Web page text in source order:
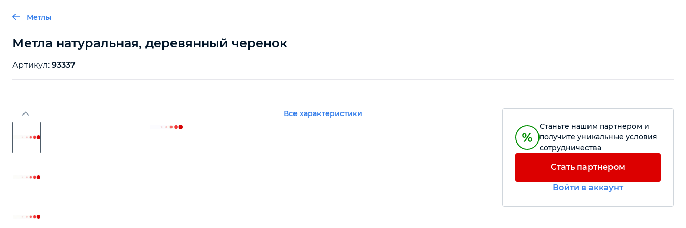
Метлы
Метла натуральная, деревянный черенок
Артикул: 93337
Все характеристики
Станьте нашим партнером и
получите уникальные условия
сотрудничества
Стать партнером
Войти в аккаунт